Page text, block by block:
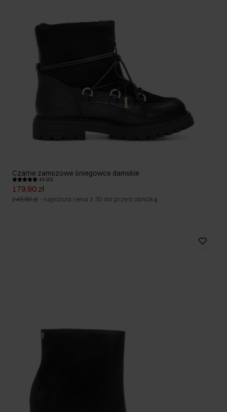
Czarne zamszowe śniegowce damskie
4.9 (25)
179,90 zł
249,90 zł - najniższa cena z 30 dni przed obniżką